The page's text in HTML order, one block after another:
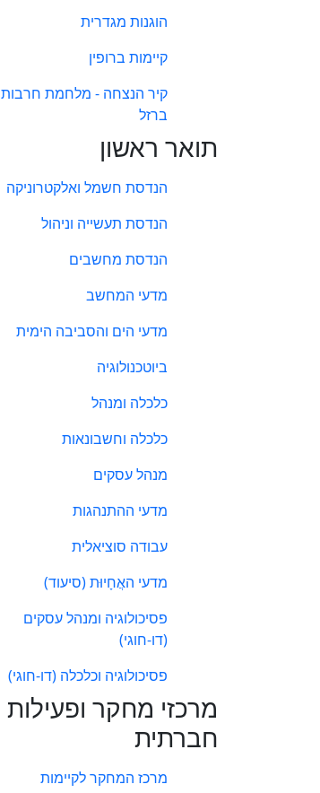
הוגנות מגדרית
קיימות ברופין
קיר הנצחה - מלחמת חרבות
ברזל
תואר ראשון
הנדסת חשמל ואלקטרוניקה
הנדסת תעשייה וניהול
הנדסת מחשבים
מדעי המחשב
מדעי הים והסביבה הימית
ביוטכנולוגיה
כלכלה ומנהל
כלכלה וחשבונאות
מנהל עסקים
מדעי ההתנהגות
עבודה סוציאלית
מדעי האֲחָיוּת (סיעוד)
פסיכולוגיה ומנהל עסקים
(דו-חוגי)
פסיכולוגיה וכלכלה (דו-חוגי)
מרכזי מחקר ופעילות
חברתית
מרכז המחקר לקיימות